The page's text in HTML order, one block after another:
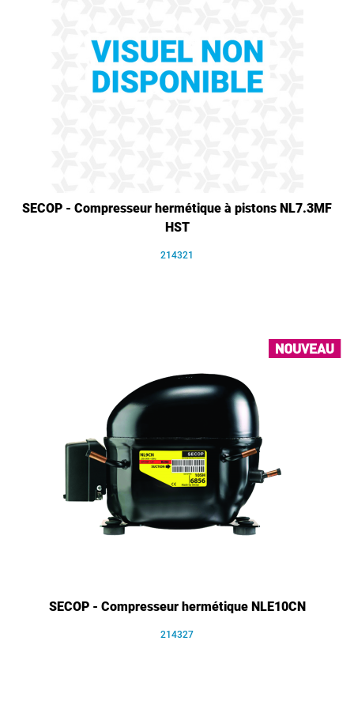
SECOP - Compresseur hermétique à pistons NL7.3MF
HST
214321
SECOP - Compresseur hermétique NLE10CN
214327